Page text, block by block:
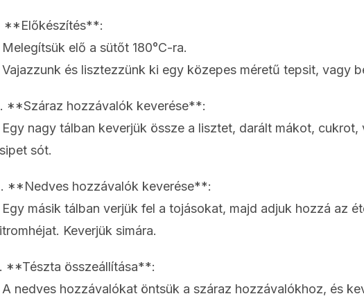
**Előkészítés**:
Melegítsük elő a sütőt 180°C-ra.
Vajazzunk és lisztezzünk ki egy közepes méretű tepsit, vagy
**Száraz hozzávalók keverése**:
Egy nagy tálban keverjük össze a lisztet, darált mákot,
sót.
**Nedves hozzávalók keverése**:
Egy másik tálban verjük fel a tojásokat, majd adjuk hozzá az
Keverjük simára.
**Tészta összeállítása**:
A nedves hozzávalókat öntsük a száraz hozzávalókhoz, és